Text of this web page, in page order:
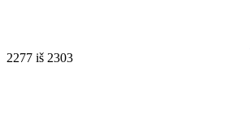
2277 iš 2303